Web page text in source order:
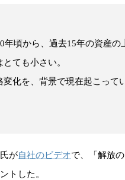
年頃から、過去15年の資産
ても小さい。
化を、背景で現在起こって
が自社のビデオで、「解放
トした。